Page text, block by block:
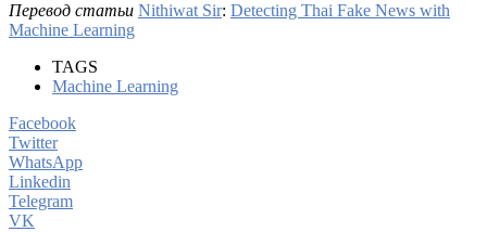
Перевод статьи Nithiwat Sir: Detecting Thai Fake News with
Machine Learning
TAGS
Machine Learning
Facebook
Twitter
WhatsApp
Linkedin
Telegram
VK